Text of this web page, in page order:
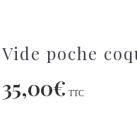
Vide poche
35,00€ TTC